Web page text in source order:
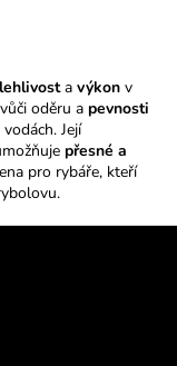
a výkon v
vůči oděru a pevnosti
Její
přesné a
pro rybáře, kteří